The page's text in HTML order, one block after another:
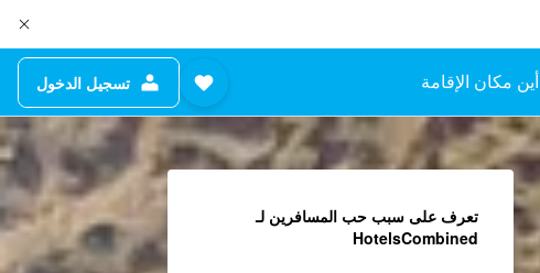
أين مكان الإقامة تسجيل الدخول
تعرف على سبب حب المسافرين لـ
HotelsCombined